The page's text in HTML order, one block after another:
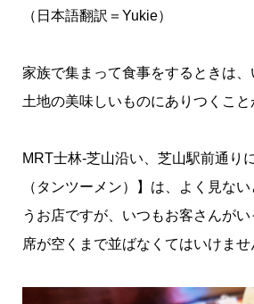
（日本語翻訳＝Yukie）
家族で集まって食事をするときは
土地の美味しいものにありつくこと
MRT士林-芝山沿い、芝山駅前通り
（タンツーメン）】は、よく見な
うお店ですが、いつもお客さんが
席が空くまで並ばなくてはいけませ